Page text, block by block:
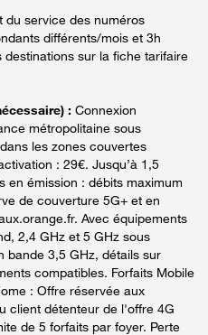
du service des numéros
différents/mois et 3h
sur la fiche tarifaire
: Connexion
métropolitaine sous
les zones couvertes
: 29€. Jusqu’à 1,5
en émission : débits maximum
de couverture 5G+ et en
Avec équipements
2,4 GHz et 5 GHz sous
bande 3,5 GHz, détails sur
compatibles. Forfaits Mobile
: Offre réservée aux
client détenteur de l'offre 4G
de 5 forfaits par foyer. Perte